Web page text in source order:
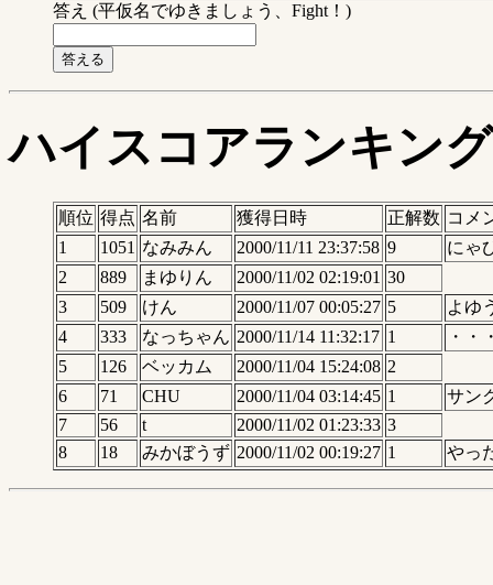
答え (平仮名でゆきましょう、Fight！)
ハイスコアランキング
順位 得点 名前 獲得日時 正解数 コメ
1
1051 なみみん 2000/11/11 23:37:58 9
にゃ
2
889 まゆりん 2000/11/02 02:19:01 30
3
509 けん 2000/11/07 00:05:27 5
よゆ
4
333 なっちゃん 2000/11/14 11:32:17 1
・・
5
126 ベッカム 2000/11/04 15:24:08 2
6
71 CHU 2000/11/04 03:14:45 1
サン
7
56 t 2000/11/02 01:23:33 3
8
18 みかぼうず 2000/11/02 00:19:27 1 やっ